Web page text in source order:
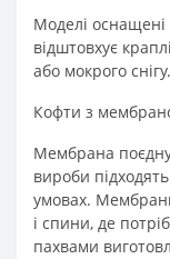
Моделі
відштовхує
або мокрого снігу.
Кофти з
Мембрана
вироби
умовах.
і спини, де
пахвами